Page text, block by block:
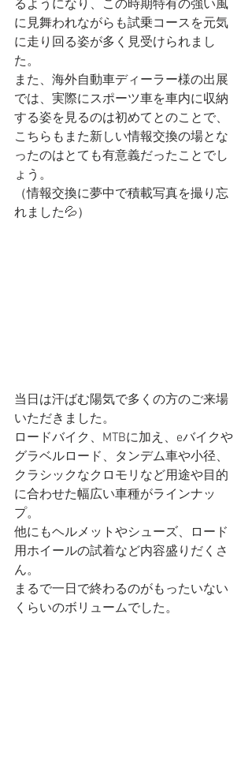
るようになり、この時期特有の強い風
に見舞われながらも試乗コースを元気
に走り回る姿が多く見受けられまし
た。
また、海外自動車ディーラー様の出展
では、実際にスポーツ車を車内に収納
する姿を見るのは初めてとのことで、
こちらもまた新しい情報交換の場とな
ったのはとても有意義だったことでし
ょう。
（情報交換に夢中で積載写真を撮り忘
れました💦）
当日は汗ばむ陽気で多くの方のご来場
いただきました。
ロードバイク、MTBに加え、eバイクや
グラベルロード、タンデム車や小径、
クラシックなクロモリなど用途や目的
に合わせた幅広い車種がラインナッ
プ。
他にもヘルメットやシューズ、ロード
用ホイールの試着など内容盛りだくさ
ん。
まるで一日で終わるのがもったいない
くらいのボリュームでした。